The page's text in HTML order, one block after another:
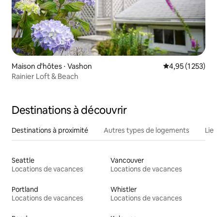
Maison d'hôtes ⋅ Vashon Évaluation
4,95 (1 253)
Rainier Loft & Beach
Destinations à découvrir
Destinations à proximité Autres types de logements
Seattle
Locations de vacances
Vancouver
Locations de vacances
Portland
Locations de vacances
Whistler
Locations de vacances